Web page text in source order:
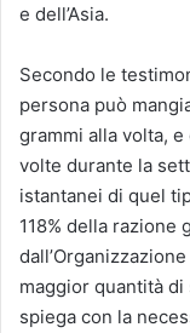
e dell’Asia.
Secondo le
persona può
grammi alla volta,
volte durante la
istantanei di quel
118% della razione
maggior quantità
spiega con la